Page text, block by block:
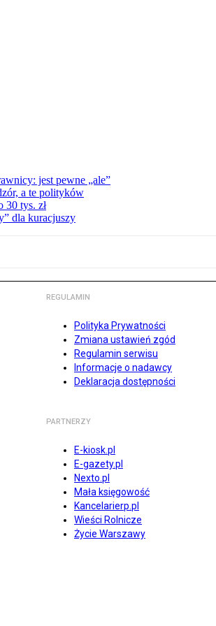
jest pewne „ale”
a te polityków
30 tys. zł
dla kuracjuszy
REGULAMIN
Polityka Prywatności
Zmiana ustawień zgód
Regulamin serwisu
Informacje o nadawcy
Deklaracja dostępności
PARTNERZY
E-kiosk.pl
E-gazety.pl
Nexto.pl
Mała księgowość
Kancelarierp.pl
Wieści Rolnicze
Życie Warszawy